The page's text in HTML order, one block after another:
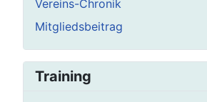
Vereins-Chronik
Mitgliedsbeitrag
Training